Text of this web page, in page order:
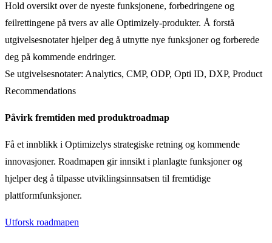
Hold oversikt over de nyeste funksjonene, forbedringene og
feilrettingene på tvers av alle Optimizely-produkter. Å forstå
utgivelsesnotater hjelper deg å utnytte nye funksjoner og forberede
deg på kommende endringer.
Se utgivelsesnotater: Analytics, CMP, ODP, Opti ID, DXP, Product
Recommendations
Påvirk fremtiden med produktroadmap
Få et innblikk i Optimizelys strategiske retning og kommende
innovasjoner. Roadmapen gir innsikt i planlagte funksjoner og
hjelper deg å tilpasse utviklingsinnsatsen til fremtidige
plattformfunksjoner.
Utforsk roadmapen